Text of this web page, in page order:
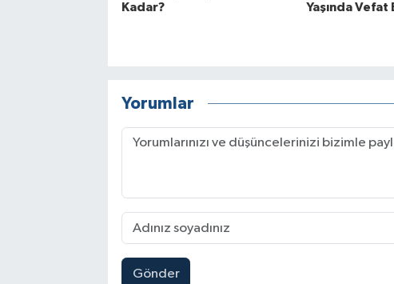
Kadar?
Yaşında Vefat
Yorumlar
Gönder